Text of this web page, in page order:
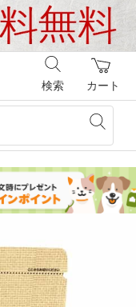
カート
検索